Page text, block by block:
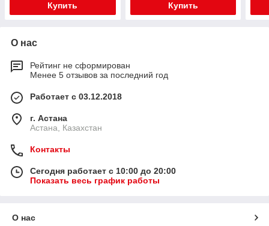
Купить Купить
О нас
Рейтинг не сформирован
Менее 5 отзывов за последний год
Работает с 03.12.2018
г. Астана
Астана, Казахстан
Контакты
Сегодня работает с 10:00 до 20:00
Показать весь график работы
О нас